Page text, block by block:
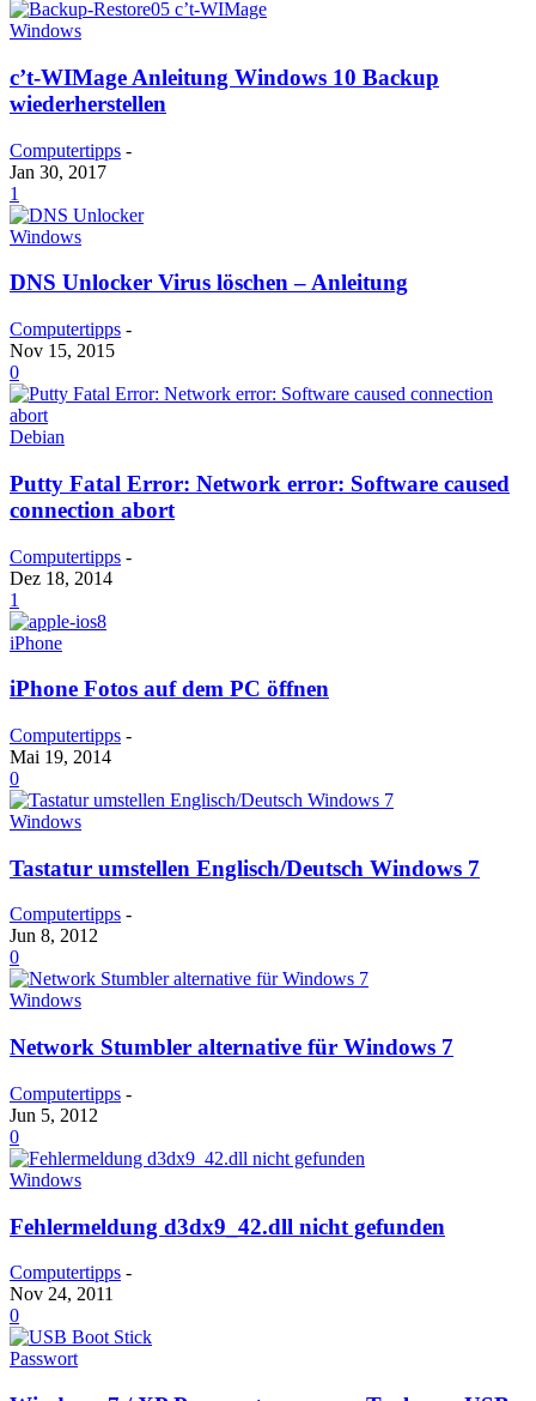
Windows
c’t-WIMage Anleitung Windows 10 Backup
wiederherstellen
Computertipps -
Jan 30, 2017
1
Windows
DNS Unlocker Virus löschen – Anleitung
Computertipps -
Nov 15, 2015
0
Debian
Putty Fatal Error: Network error: Software caused
connection abort
Computertipps -
Dez 18, 2014
1
iPhone
iPhone Fotos auf dem PC öffnen
Computertipps -
Mai 19, 2014
0
Windows
Tastatur umstellen Englisch/Deutsch Windows 7
Computertipps -
Jun 8, 2012
0
Windows
Network Stumbler alternative für Windows 7
Computertipps -
Jun 5, 2012
0
Windows
Fehlermeldung d3dx9_42.dll nicht gefunden
Computertipps -
Nov 24, 2011
0
Passwort